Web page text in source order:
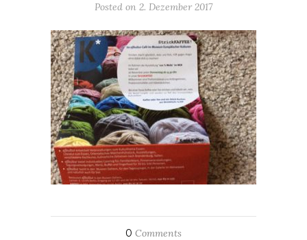
Posted on 2. Dezember 2017
0 Comments